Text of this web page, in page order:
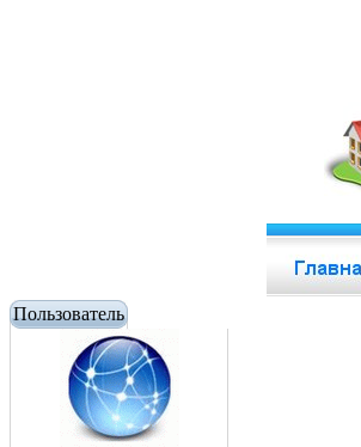
Пользователь